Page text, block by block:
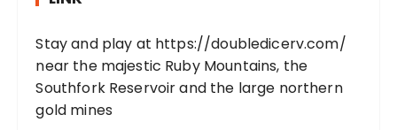
Stay and play at https://doubledicerv.com/
near the majestic Ruby Mountains, the
Southfork Reservoir and the large northern
gold mines